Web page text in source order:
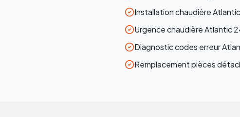
Installation chaudière
Urgence chaudière Atlantic
Diagnostic codes erreur
Remplacement pièces